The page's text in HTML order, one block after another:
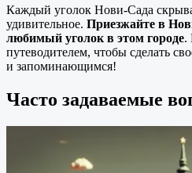
Каждый уголок Нови-Сада
удивительное. Приезжайте в
любимый уголок в этом городе.
путеводителем, чтобы сделать
и запоминающимся!
Часто задаваемые